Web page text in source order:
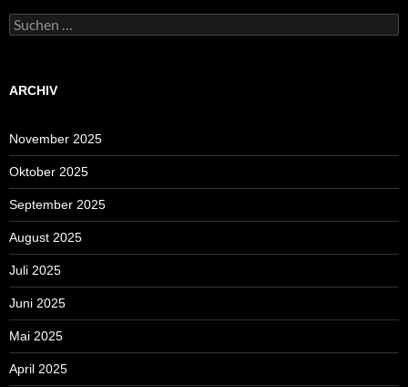
Suchen
nach:
ARCHIV
November 2025
Oktober 2025
September 2025
August 2025
Juli 2025
Juni 2025
Mai 2025
April 2025